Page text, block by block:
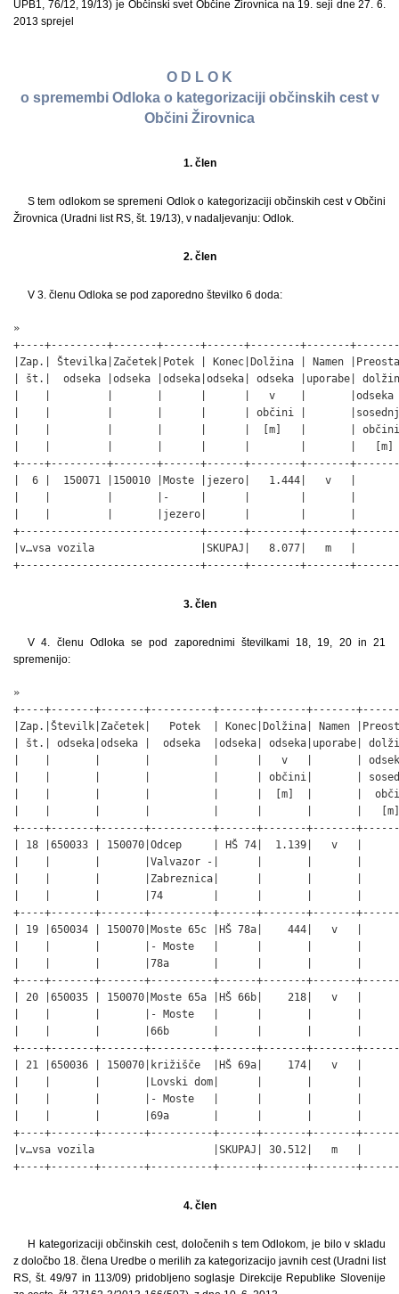
UPB1, 76/12, 19/13) je Občinski svet Občine Žirovnica na 19. seji dne 27. 6.
2013 sprejel
O D L O K
o spremembi Odloka o kategorizaciji občinskih cest v
Občini Žirovnica
1. člen
S tem odlokom se spremeni Odlok o kategorizaciji občinskih cest v Občini
Žirovnica (Uradni list RS, št. 19/13), v nadaljevanju: Odlok.
2. člen
V 3. členu Odloka se pod zaporedno številko 6 doda:
»
+----+---------+-------+------+------+--------+-------
|Zap.| Številka|Začetek|Potek | Konec|Dolžina | Namen
| št.|  odseka |odseka |odseka|odseka| odseka |uporabe|
|    |         |       |      |      |   v    |       |odseka
|    |         |       |      |      | občini |
|    |         |       |      |      |  [m]   |       |
|    |         |       |      |      |        |       |   [m]
+----+---------+-------+------+------+--------+-------
|  6 |  150071 |150010 |Moste |jezero|   1.444|   v   |
|    |         |       |-     |      |        |       |
|    |         |       |jezero|      |        |       |
+-----------------------------+------+--------+-------
|v…vsa vozila                 |SKUPAJ|   8.077|   m   |
+-----------------------------+------+--------+-------
3. člen
V 4. členu Odloka se pod zaporednimi številkami 18, 19, 20 in 21
spremenijo:
»
+----+-------+-------+----------+------+-------+-------
|Zap.|Številk|Začetek|   Potek  | Konec|Dolžina| Namen
| št.| odseka|odseka |  odseka  |odseka| odseka|uporabe|
|    |       |       |          |      |   v   |       |
|    |       |       |          |      | občini|       |
|    |       |       |          |      |  [m]  |       |
|    |       |       |          |      |       |       |
+----+-------+-------+----------+------+-------+-------
| 18 |650033 | 150070|Odcep     | HŠ 74|  1.139|   v   |
|    |       |       |Valvazor -|      |       |       |
|    |       |       |Zabreznica|      |       |       |
|    |       |       |74        |      |       |       |
+----+-------+-------+----------+------+-------+-------
| 19 |650034 | 150070|Moste 65c |HŠ 78a|    444|   v   |
|    |       |       |- Moste   |      |       |       |
|    |       |       |78a       |      |       |       |
+----+-------+-------+----------+------+-------+-------
| 20 |650035 | 150070|Moste 65a |HŠ 66b|    218|   v   |
|    |       |       |- Moste   |      |       |       |
|    |       |       |66b       |      |       |       |
+----+-------+-------+----------+------+-------+-------
| 21 |650036 | 150070|križišče  |HŠ 69a|    174|   v   |
|    |       |       |Lovski dom|      |       |       |
|    |       |       |- Moste   |      |       |       |
|    |       |       |69a       |      |       |       |
+----+-------+-------+----------+------+-------+-------
|v…vsa vozila                   |SKUPAJ| 30.512|   m   |
+----+-------+-------+----------+------+-------+-------
4. člen
H kategorizaciji občinskih cest, določenih s tem Odlokom, je bilo v skladu
z določbo 18. člena Uredbe o merilih za kategorizacijo javnih cest (Uradni list
RS, št. 49/97 in 113/09) pridobljeno soglasje Direkcije Republike Slovenije